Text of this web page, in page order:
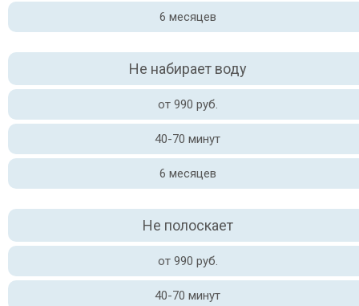
6 месяцев
Не набирает воду
от 990 руб.
40-70 минут
6 месяцев
Не полоскает
от 990 руб.
40-70 минут